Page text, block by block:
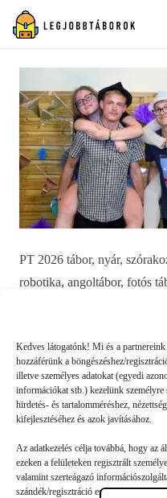
Kedves látogatónk! Mi és a
hozzáférünk a böngészéshez/
illetve személyes adatokat (egyedi
információkat stb.) kezelünk személyre
hirdetés- és tartalomméréshez,
kifejlesztéséhez és azok javításához.
Az adatkezelés célja továbbá, hogy az
ezeken a felületeken regisztrált
valamint szerteágazó
szándék/regisztráció esetén – a nyári
PT 2026 tábor, nyár,
robotika, angoltábor, fotós
Vélemény,
karakterrel jelöltük